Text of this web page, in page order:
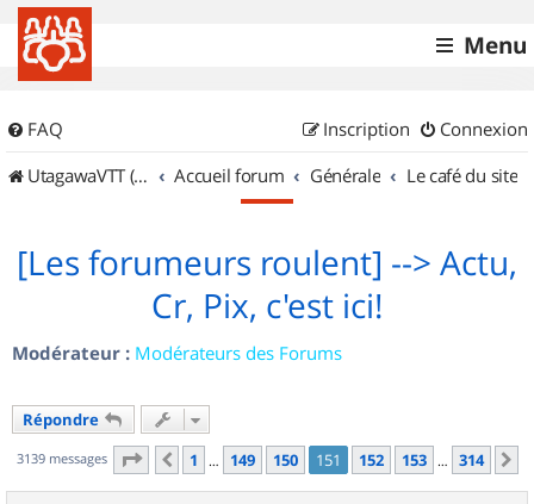
Menu
FAQ Connexion
Inscription
UtagawaVTT (Randos VTT et VTTAE avec traces GPS)
Accueil forum Générale Le café du site
[Les forumeurs roulent] --> Actu,
Cr, Pix, c'est ici!
Modérateur : Modérateurs des Forums
Répondre
3139 messages Page 151 sur314
Précédent
1 … 149 150 151 152 153 … 314